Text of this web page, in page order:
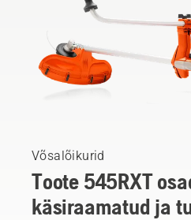
Võsalõikurid
Toote 545RXT
käsiraamatud ja